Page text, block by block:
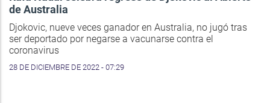
de Australia
Djokovic, nueve veces ganador en Australia, no jugó tras
ser deportado por negarse a vacunarse contra el
coronavirus
28 DE DICIEMBRE DE 2022 - 07:29